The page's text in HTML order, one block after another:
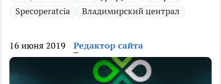
Specoperatcia
Владимирский централ
16 июня 2019 Редактор сайта